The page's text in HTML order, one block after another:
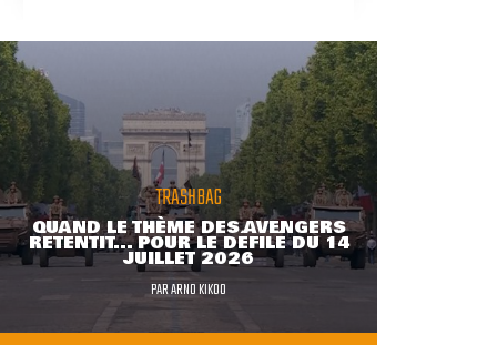
TRASHBAG
QUAND LE THÈME DES AVENGERS
RETENTIT... POUR LE DÉFILÉ DU 14
JUILLET 2026
PARARNO KIKOO